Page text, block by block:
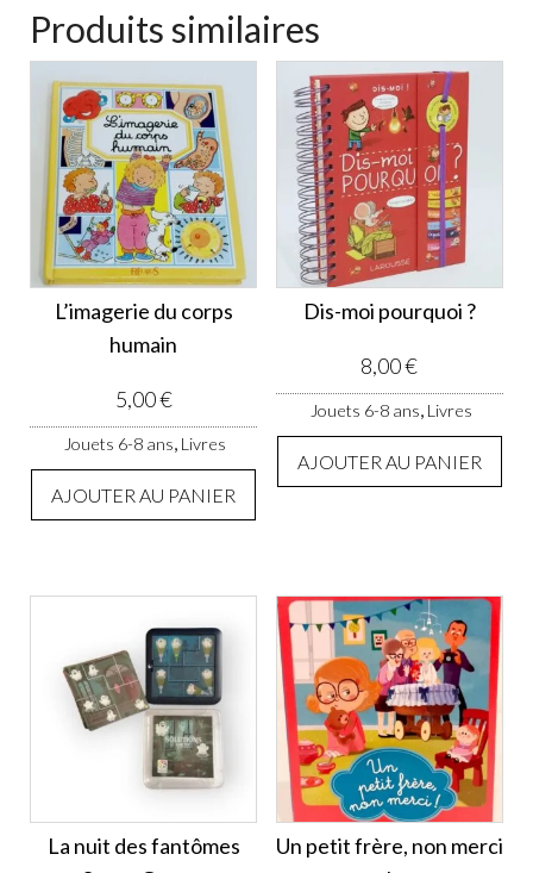
Produits similaires
L’imagerie du corps
humain
5,00€
Jouets 6-8 ans, Livres
AJOUTER AU PANIER
Dis-moi pourquoi ?
8,00€
Jouets 6-8 ans, Livres
AJOUTER AU PANIER
La nuit des fantômes
Un petit frère, non merci